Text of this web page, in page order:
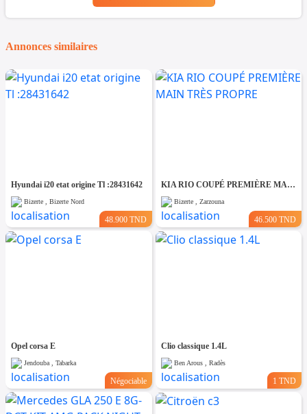
Annonces similaires
Hyundai i20 etat origine Tl :28431642
Bizerte , Bizerte Nord
48.900 TND
KIA RIO COUPÉ PREMIÈRE MAIN TRÈS PROPRE
Bizerte , Zarzouna
46.500 TND
Opel corsa E
Jendouba , Tabarka
Négociable
Clio classique 1.4L
Ben Arous , Radès
1 TND